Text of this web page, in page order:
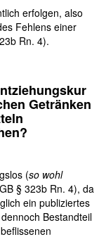
erfolgen, also
Fehlens einer
Rn. 4).
Getränken
(so wohl
§ 323b Rn. 4), da
ein publiziertes
Bestandteil